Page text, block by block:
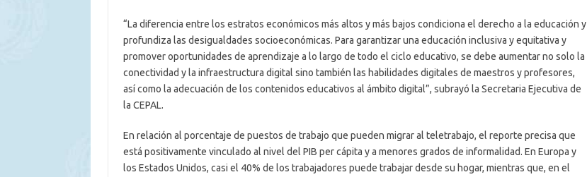
“La diferencia entre los estratos económicos más altos y más bajos condiciona el derecho a la educación y
profundiza las desigualdades socioeconómicas. Para garantizar una educación inclusiva y equitativa y
promover oportunidades de aprendizaje a lo largo de todo el ciclo educativo, se debe aumentar no solo la
conectividad y la infraestructura digital sino también las habilidades digitales de maestros y profesores,
así como la adecuación de los contenidos educativos al ámbito digital”, subrayó la Secretaria Ejecutiva de
la CEPAL.
En relación al porcentaje de puestos de trabajo que pueden migrar al teletrabajo, el reporte precisa que
está positivamente vinculado al nivel del PIB per cápita y a menores grados de informalidad. En Europa y
los Estados Unidos, casi el 40% de los trabajadores puede trabajar desde su hogar, mientras que, en el